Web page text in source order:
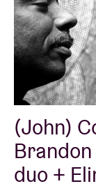
(John)
duo +